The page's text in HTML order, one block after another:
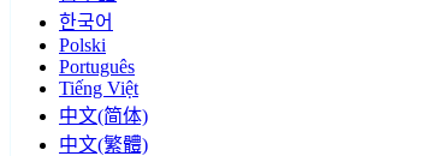
한국어
Polski
Português
Tiếng Việt
中文(简体)
中文(繁體)